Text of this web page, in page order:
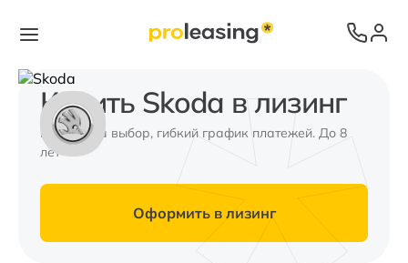
Купить Skoda в лизинг
Валюта на выбор, гибкий график платежей. До 8
лет
Оформить в лизинг